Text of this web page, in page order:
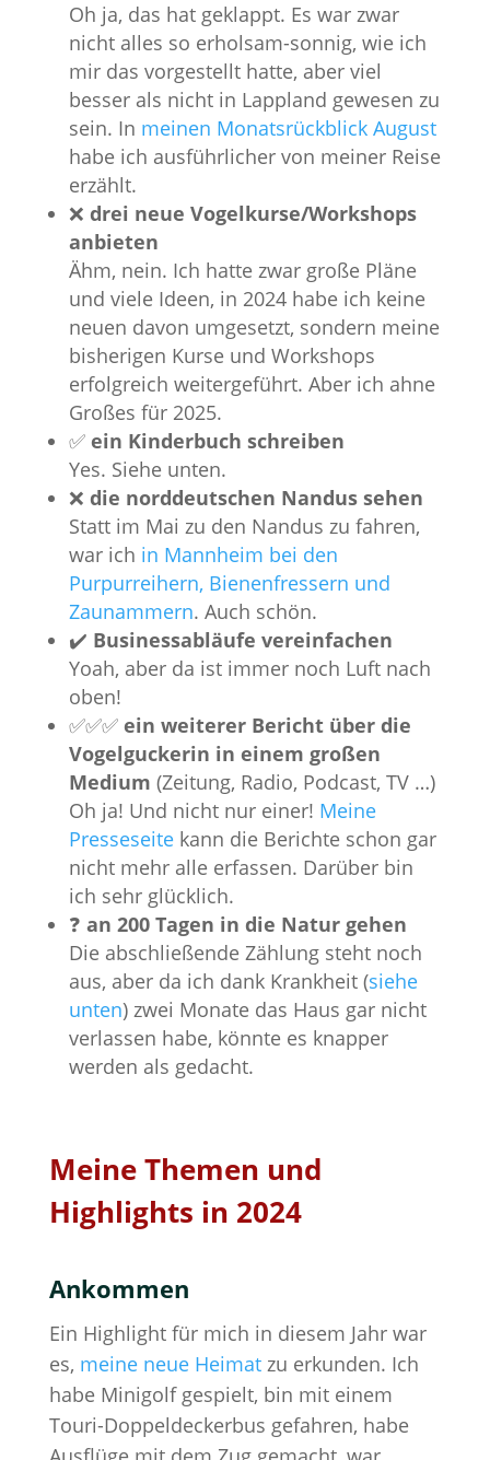
Oh ja, das hat geklappt. Es war zwar
nicht alles so erholsam-sonnig, wie ich
mir das vorgestellt hatte, aber viel
besser als nicht in Lappland gewesen zu
sein. In meinen Monatsrückblick August
habe ich ausführlicher von meiner Reise
erzählt.
❌ drei neue Vogelkurse/Workshops
anbieten
Ähm, nein. Ich hatte zwar große Pläne
und viele Ideen, in 2024 habe ich keine
neuen davon umgesetzt, sondern meine
bisherigen Kurse und Workshops
erfolgreich weitergeführt. Aber ich ahne
Großes für 2025.
✅️ ein Kinderbuch schreiben
Yes. Siehe unten.
❌ die norddeutschen Nandus sehen
Statt im Mai zu den Nandus zu fahren,
war ich in Mannheim bei den
Purpurreihern, Bienenfressern und
Zaunammern. Auch schön.
✔️ Businessabläufe vereinfachen
Yoah, aber da ist immer noch Luft nach
oben!
✅️✅️✅️ ein weiterer Bericht über die
Vogelguckerin in einem großen
Medium (Zeitung, Radio, Podcast, TV …)
Oh ja! Und nicht nur einer! Meine
Presseseite kann die Berichte schon gar
nicht mehr alle erfassen. Darüber bin
ich sehr glücklich.
❓️ an 200 Tagen in die Natur gehen
Die abschließende Zählung steht noch
aus, aber da ich dank Krankheit (siehe
unten) zwei Monate das Haus gar nicht
verlassen habe, könnte es knapper
werden als gedacht.
Meine Themen und
Highlights in 2024
Ankommen
Ein Highlight für mich in diesem Jahr war
es, meine neue Heimatzu erkunden. Ich
habe Minigolf gespielt, bin mit einem
Touri-Doppeldeckerbus gefahren, habe